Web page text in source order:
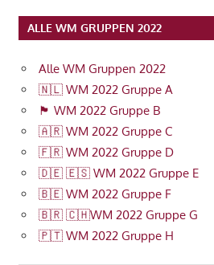
ALLE WM GRUPPEN 2022
Alle WM Gruppen 2022
🇳🇱 WM 2022 Gruppe A
🏴󠁧󠁢󠁥󠁮󠁧󠁿 WM 2022 Gruppe B
🇦🇷 WM 2022 Gruppe C
🇫🇷 WM 2022 Gruppe D
🇩🇪 🇪🇸 WM 2022 Gruppe E
🇧🇪 WM 2022 Gruppe F
🇧🇷 🇨🇭WM 2022 Gruppe G
🇵🇹 WM 2022 Gruppe H